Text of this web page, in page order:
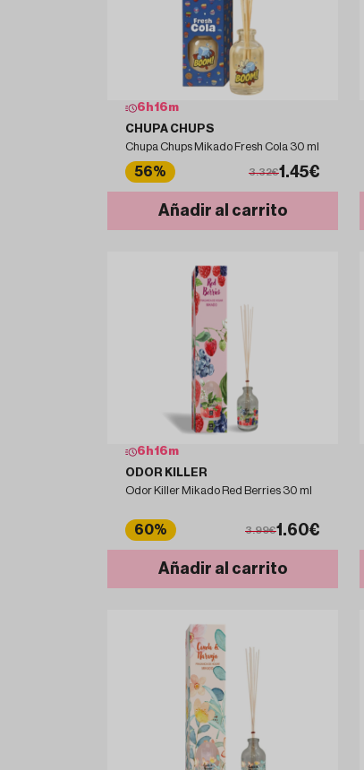
6 h16m
CHUPA CHUPS
Chupa Chups Mikado Fresh Cola 30 ml
56% 3.32€1.45€
Añadir al carrito
6 h16m
ODOR KILLER
Odor Killer Mikado Red Berries 30 ml
60% 3.99€1.60€
Añadir al carrito